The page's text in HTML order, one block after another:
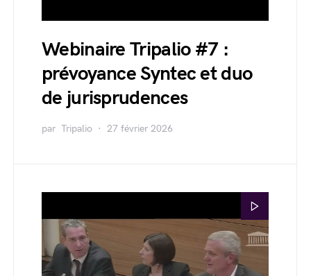
Webinaire Tripalio #7 :
prévoyance Syntec et duo
de jurisprudences
par Tripalio 27 février 2026